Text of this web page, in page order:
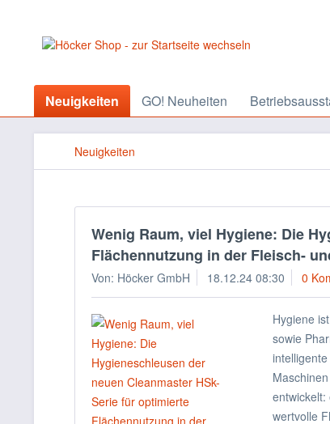
Neuigkeiten GO! Neuheiten
Neuigkeiten
Wenig Raum, viel Hygiene: Die
Flächennutzung in der Fleisch-
Von: Höcker GmbH 18.12.24 08:30 0
Hygiene
sowie
wertvolle